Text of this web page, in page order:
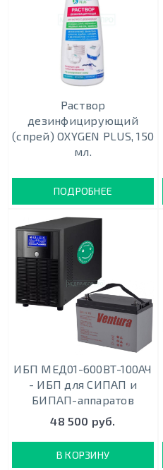
Раствор
дезинфицирующий
(спрей) OXYGEN PLUS, 150
мл.
ПОДРОБНЕЕ
ИБП МЕД01-600ВТ-100АЧ
- ИБП для СИПАП и
БИПАП-аппаратов
48 500 руб.
В КОРЗИНУ